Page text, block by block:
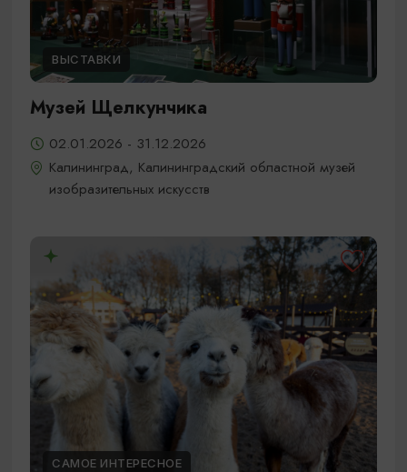
ВЫСТАВКИ
Музей Щелкунчика
02.01.2026 - 31.12.2026
Калининград, Калининградский областной музей
изобразительных искусств
САМОЕ ИНТЕРЕСНОЕ